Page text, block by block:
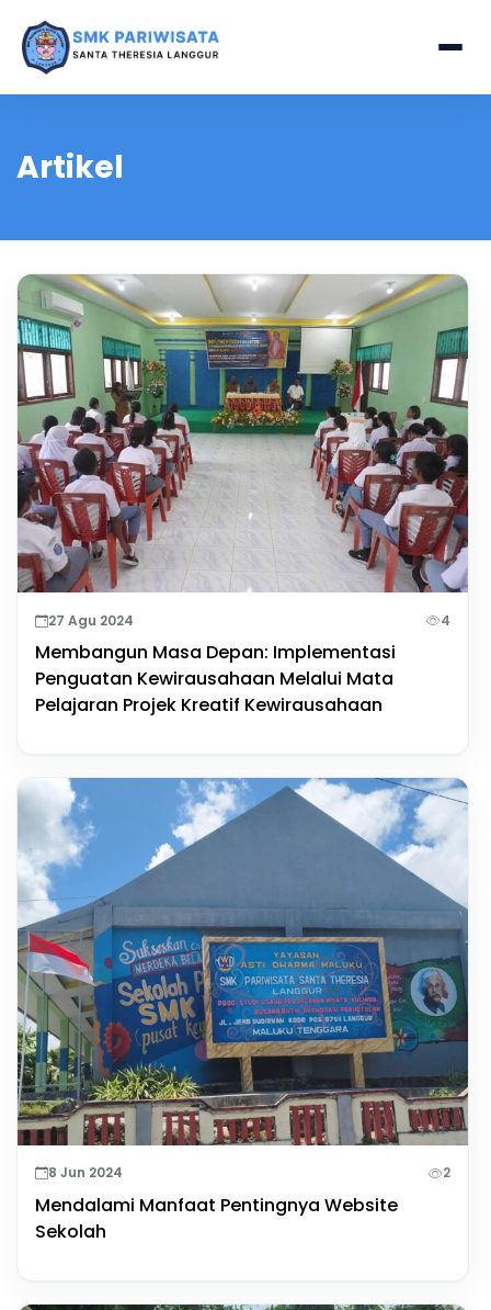
Artikel
27 Agu 2024 4
Membangun Masa Depan: Implementasi
Penguatan Kewirausahaan Melalui Mata
Pelajaran Projek Kreatif Kewirausahaan
8 Jun 2024 2
Mendalami Manfaat Pentingnya Website
Sekolah